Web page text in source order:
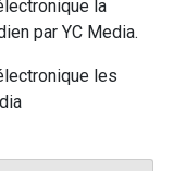
la
par YC Media.
les